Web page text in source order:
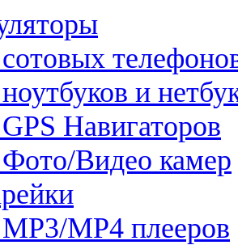
и
Навигаторов
Видео камер
MP4 плееров